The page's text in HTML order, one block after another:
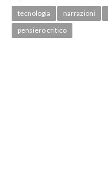
tecnologia narrazioni
pensiero critico